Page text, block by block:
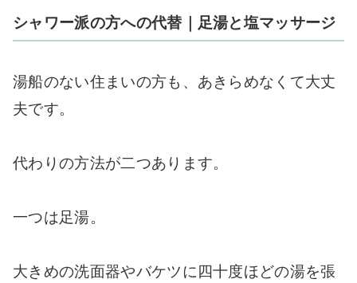
シャワー派の方への代替｜足湯と塩マッサージ
湯船のない住まいの方も、あきらめなくて大丈
夫です。
代わりの方法が二つあります。
一つは足湯。
大きめの洗面器やバケツに四十度ほどの湯を張